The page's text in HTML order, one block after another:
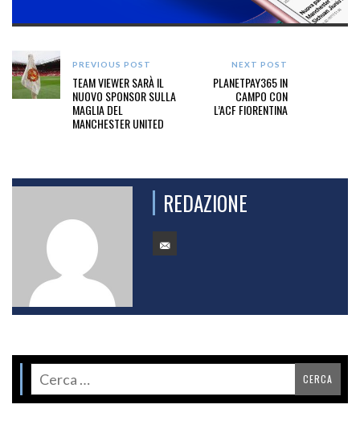
PREVIOUS POST
TEAM VIEWER SARÀ IL
NUOVO SPONSOR SULLA
MAGLIA DEL
MANCHESTER UNITED
NEXT POST
PLANETPAY365 IN
CAMPO CON
L’ACF FIORENTINA
REDAZIONE